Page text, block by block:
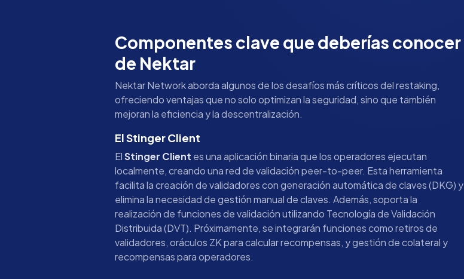
Componentes clave que deberías conocer
de Nektar
Nektar Network aborda algunos de los desafíos más críticos del restaking,
ofreciendo ventajas que no solo optimizan la seguridad, sino que también
mejoran la eficiencia y la descentralización.
El Stinger Client
ElStinger Client es una aplicación binaria que los operadores ejecutan
localmente, creando una red de validación peer-to-peer. Esta herramienta
facilita la creación de validadores con generación automática de claves (DKG) y
elimina la necesidad de gestión manual de claves. Además, soporta la
realización de funciones de validación utilizando Tecnología de Validación
Distribuida (DVT). Próximamente, se integrarán funciones como retiros de
validadores, oráculos ZK para calcular recompensas, y gestión de colateral y
recompensas para operadores.